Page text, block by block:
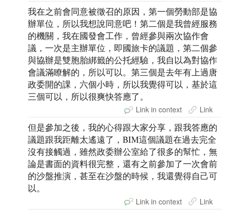
我在之前會同意被徵召的原因，第一個勞動部是協
辦單位，所以我想說同意吧！第二個是我曾經服務
的機關，我在國發會工作，曾經參與兩次協作會
議，一次是主辦單位，即國旅卡的議題，第二個參
與協辦是雙胞胎綁籤的公托經驗，我自以為對協作
會議滿瞭解的，所以可以。第三個是去年有上過唐
政委開的課，六個小時，所以我覺得可以，基於這
三個可以，所以很爽快答應了。
Link in context Link
但是參加之後，我的心得跟大家分享，跟我答應的
議題跟我距離太遙遠了，BIM這個議題在過去完全
沒有接觸過，雖然政委辦公室給了很多的幫忙，無
論是書面的資料很完整，還有之前參加了一次會前
的沙盤推演，甚至在沙盤的時候，我還覺得自己可
以。
Link in context Link